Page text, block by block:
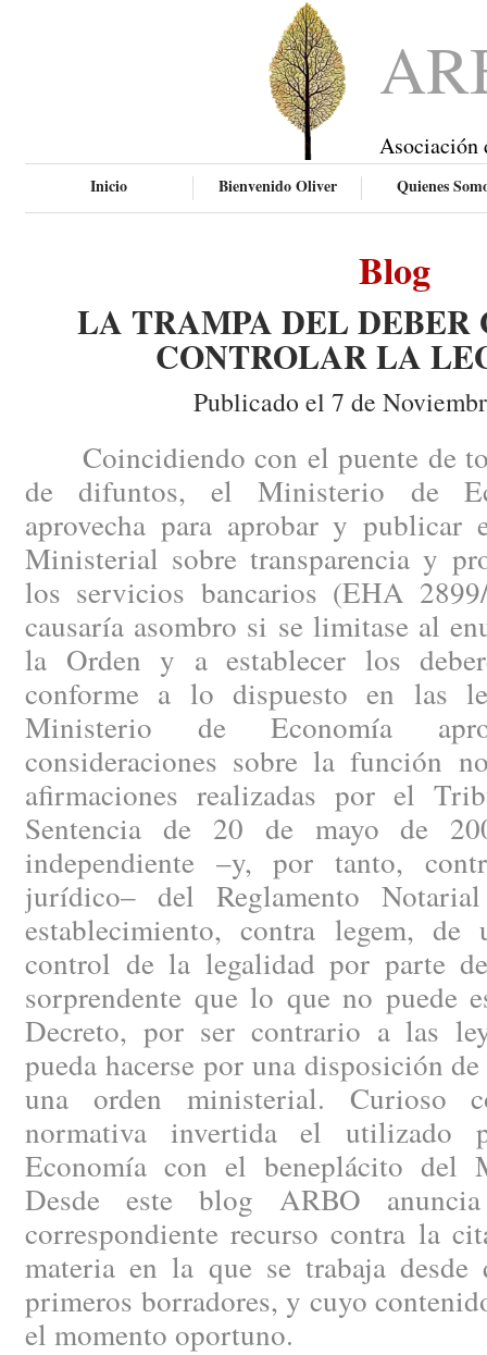
Asociación
Inicio Bienvenido Oliver Quienes
Blog
LA TRAMPA DEL DEBER
CONTROLAR LA
Publicado el 7 de
Coincidiendo con el puente de
de difuntos, el Ministerio de
aprovecha para aprobar y
Ministerial sobre transparencia y
los servicios bancarios (EHA
causaría asombro si se limitase al
la Orden y a establecer los
conforme a lo dispuesto en las
Ministerio de Economía
consideraciones sobre la función
afirmaciones realizadas por el
Sentencia de 20 de mayo de
independiente –y, por tanto,
jurídico– del Reglamento
establecimiento, contra legem,
control de la legalidad por parte
sorprendente que lo que no puede
Decreto, por ser contrario a las
pueda hacerse por una disposición
una orden ministerial. Curioso
normativa invertida el
Economía con el beneplácito del
Desde este blog ARBO
correspondiente recurso contra la
materia en la que se trabaja
primeros borradores, y cuyo
el momento oportuno.